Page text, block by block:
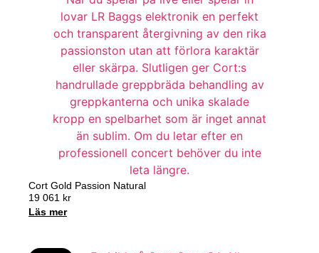
Cort Gold Passion Natural
19 061 kr
Läs mer